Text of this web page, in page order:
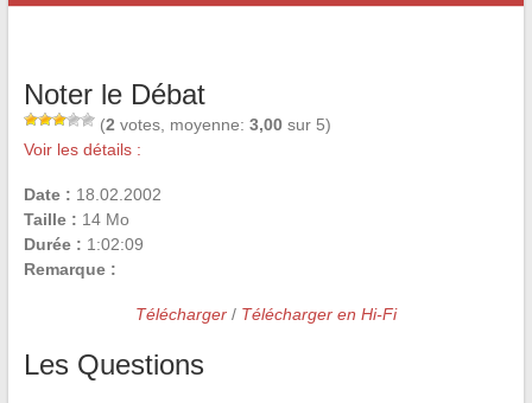
Noter le Débat
(2 votes, moyenne: 3,00sur 5)
Voir les détails :
Date : 18.02.2002
Taille : 14 Mo
Durée : 1:02:09
Remarque :
Télécharger/ Télécharger en Hi-Fi
Les Questions